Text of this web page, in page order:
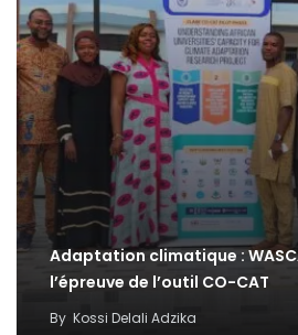
Adaptation climatique :
l’épreuve de l’outil CO-CAT
By Kossi Delali Adzika